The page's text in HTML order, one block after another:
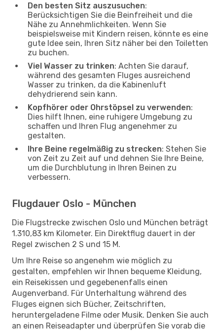
Den besten Sitz auszusuchen:
Berücksichtigen Sie die Beinfreiheit und die
Nähe zu Annehmlichkeiten. Wenn Sie
beispielsweise mit Kindern reisen, könnte es eine
gute Idee sein, Ihren Sitz näher bei den Toiletten
zu buchen.
Viel Wasser zu trinken: Achten Sie darauf,
während des gesamten Fluges ausreichend
Wasser zu trinken, da die Kabinenluft
dehydrierend sein kann.
Kopfhörer oder Ohrstöpsel zu verwenden:
Dies hilft Ihnen, eine ruhigere Umgebung zu
schaffen und Ihren Flug angenehmer zu
gestalten.
Ihre Beine regelmäßig zu strecken: Stehen Sie
von Zeit zu Zeit auf und dehnen Sie Ihre Beine,
um die Durchblutung in Ihren Beinen zu
verbessern.
Flugdauer Oslo - München
Die Flugstrecke zwischen Oslo und München beträgt
1.310,83 km Kilometer. Ein Direktflug dauert in der
Regel zwischen 2 S und 15 M.
Um Ihre Reise so angenehm wie möglich zu
gestalten, empfehlen wir Ihnen bequeme Kleidung,
ein Reisekissen und gegebenenfalls einen
Augenverband. Für Unterhaltung während des
Fluges eignen sich Bücher, Zeitschriften,
heruntergeladene Filme oder Musik. Denken Sie auch
an einen Reiseadapter und überprüfen Sie vorab die